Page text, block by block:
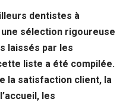
dentistes à
une sélection rigoureuse
laissés par les
liste a été compilée.
la satisfaction client, la
les